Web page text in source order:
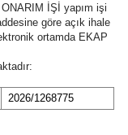
İŞİ yapım işi
göre açık ihale
ortamda EKAP
2026/1268775